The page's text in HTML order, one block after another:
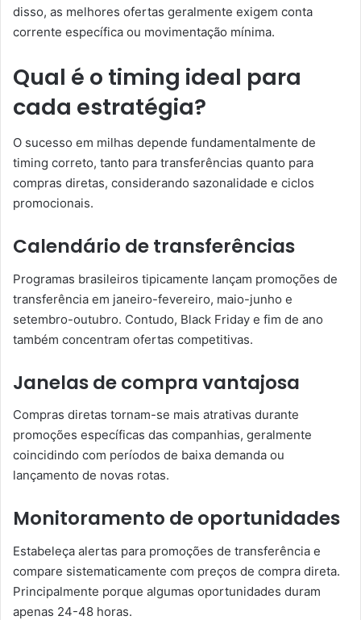
disso, as melhores ofertas geralmente exigem conta
corrente específica ou movimentação mínima.
Qual é o timing ideal para
cada estratégia?
O sucesso em milhas depende fundamentalmente de
timing correto, tanto para transferências quanto para
compras diretas, considerando sazonalidade e ciclos
promocionais.
Calendário de transferências
Programas brasileiros tipicamente lançam promoções de
transferência em janeiro-fevereiro, maio-junho e
setembro-outubro. Contudo, Black Friday e fim de ano
também concentram ofertas competitivas.
Janelas de compra vantajosa
Compras diretas tornam-se mais atrativas durante
promoções específicas das companhias, geralmente
coincidindo com períodos de baixa demanda ou
lançamento de novas rotas.
Monitoramento de oportunidades
Estabeleça alertas para promoções de transferência e
compare sistematicamente com preços de compra direta.
Principalmente porque algumas oportunidades duram
apenas 24-48 horas.